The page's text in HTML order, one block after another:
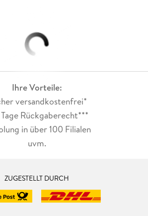
Ihre Vorteile:
versandkostenfrei*
Rückgaberecht***
in über 100 Filialen
uvm.
ZUGESTELLT DURCH